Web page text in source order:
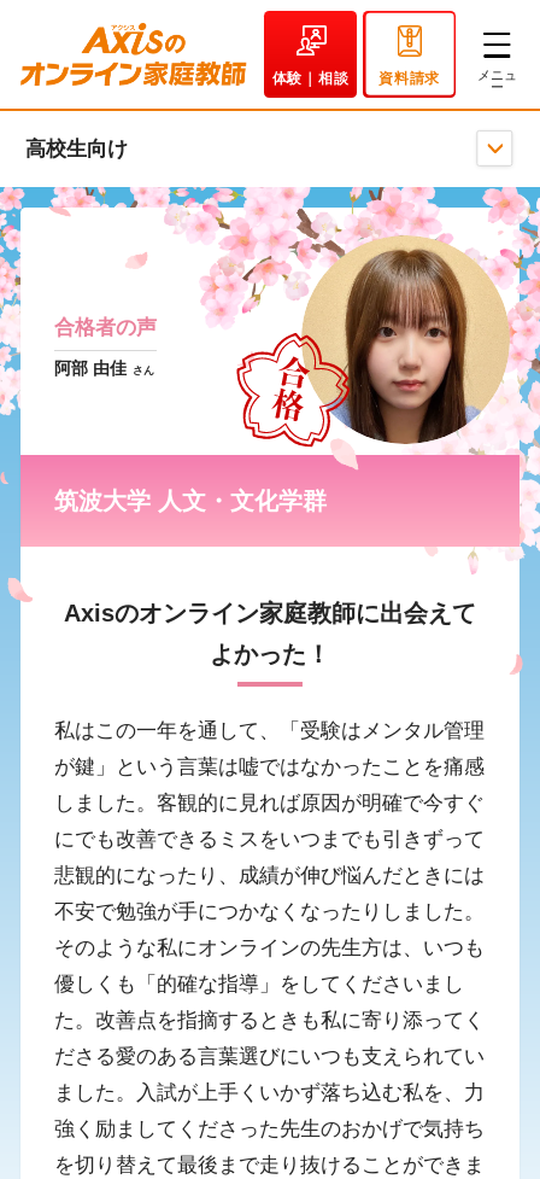
体験｜相談 資料請求
高校生向け
合格者の声
阿部 由佳 さん
筑波大学 人文・文化学群
Axisのオンライン家庭教師に出会えて
よかった！
私はこの一年を通して、「受験はメンタル管理
が鍵」という言葉は嘘ではなかったことを痛感
しました。客観的に見れば原因が明確で今すぐ
にでも改善できるミスをいつまでも引きずって
悲観的になったり、成績が伸び悩んだときには
不安で勉強が手につかなくなったりしました。
そのような私にオンラインの先生方は、いつも
優しくも「的確な指導」をしてくださいまし
た。改善点を指摘するときも私に寄り添ってく
ださる愛のある言葉選びにいつも支えられてい
ました。入試が上手くいかず落ち込む私を、力
強く励ましてくださった先生のおかげで気持ち
を切り替えて最後まで走り抜けることができま